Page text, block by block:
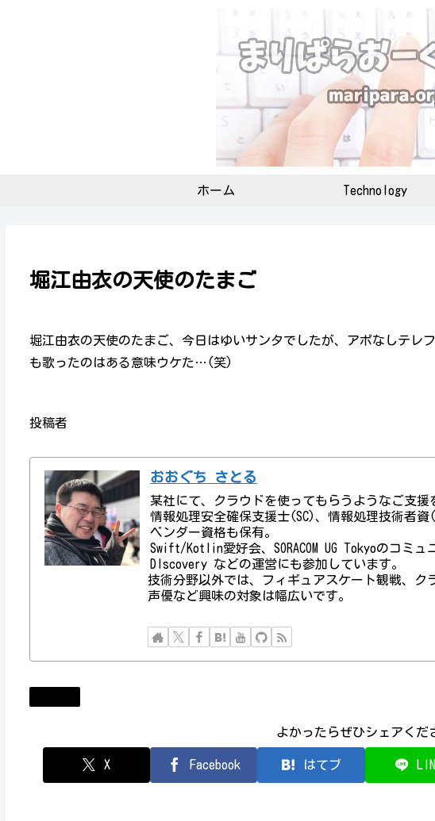
ホーム Technology
堀江由衣の天使のたまご
堀江由衣の天使のたまご、今日はゆいサンタでしたが、アポなしテレ
も歌ったのはある意味ウケた…(笑)
投稿者
おおぐち さとる
某社にて、クラウドを使ってもらうようなご支援
情報処理安全確保支援士(SC)、情報処理技術者資
ベンダー資格も保有。
Swift/Kotlin愛好会、SORACOM UG Tokyoのコミ
DIscovery などの運営にも参加しています。
技術分野以外では、フィギュアスケート観戦、ク
声優など興味の対象は幅広いです。
よかったらぜひシェアくだ
X Facebook はてブ